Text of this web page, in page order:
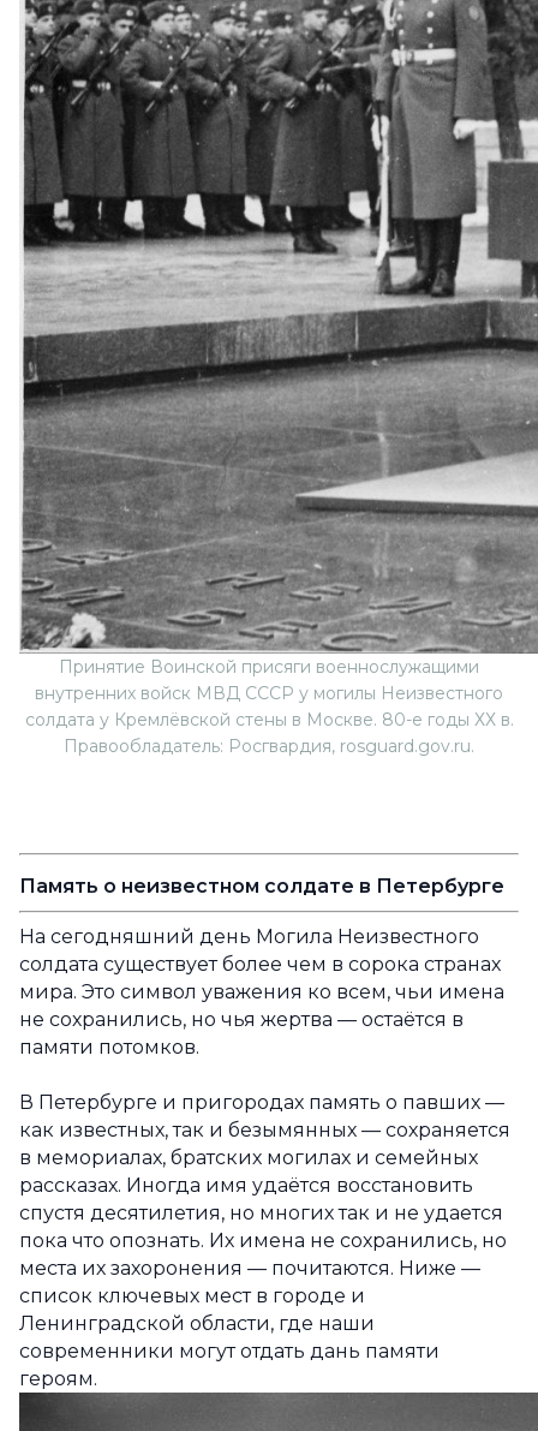
Принятие Воинской присяги военнослужащими
внутренних войск МВД СССР у могилы Неизвестного
солдата у Кремлёвской стены в Москве. 80-е годы ХХ в.
Правообладатель: Росгвардия, rosguard.gov.ru.
Память о неизвестном солдате в Петербурге
На сегодняшний день Могила Неизвестного
солдата существует более чем в сорока странах
мира. Это символ уважения ко всем, чьи имена
не сохранились, но чья жертва — остаётся в
памяти потомков.
В Петербурге и пригородах память о павших —
как известных, так и безымянных — сохраняется
в мемориалах, братских могилах и семейных
рассказах. Иногда имя удаётся восстановить
спустя десятилетия, но многих так и не удается
пока что опознать. Их имена не сохранились, но
места их захоронения — почитаются. Ниже —
список ключевых мест в городе и
Ленинградской области, где наши
современники могут отдать дань памяти
героям.